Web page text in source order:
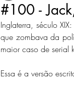
#100 -
Inglaterra, século
que zombava da
maior caso de serial
Essa é a versão